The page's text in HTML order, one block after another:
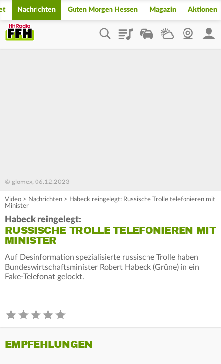
Nachrichten Guten Morgen Hessen Magazin Aktionen
PlaylistStaupilotWetterWebcam
© glomex, 06.12.2023
Video > Nachrichten > Habeck reingelegt: Russische Trolle telefonieren mit
Minister
Habeck reingelegt:
RUSSISCHE TROLLE TELEFONIEREN MIT
MINISTER
Auf Desinformation spezialisierte russische Trolle haben
Bundeswirtschaftsminister Robert Habeck (Grüne) in ein
Fake-Telefonat gelockt.
EMPFEHLUNGEN